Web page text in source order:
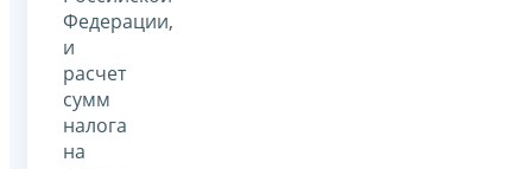
Федерации,
и
расчет
сумм
налога
на